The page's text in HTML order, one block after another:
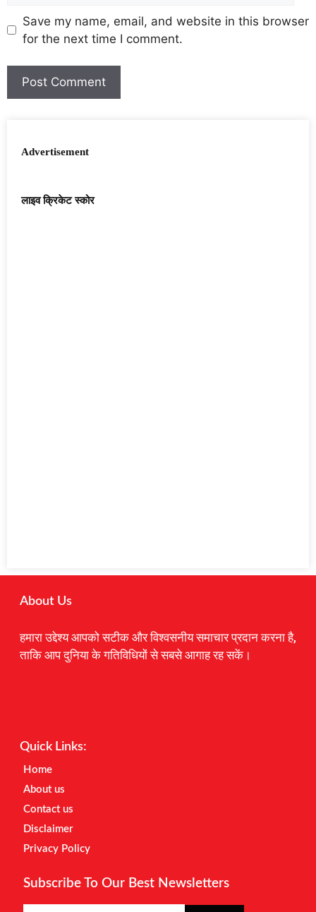
Save my name, email, and website in this browser
for the next time I comment.
Advertisement
लाइव क्रिकेट स्कोर
About Us
हमारा उद्देश्य आपको सटीक और विश्वसनीय समाचार प्रदान करना है,
ताकि आप दुनिया के गतिविधियों से सबसे आगाह रह सकें।
Quick Links:
Home
About us
Contact us
Disclaimer
Privacy Policy
Subscribe To Our Best Newsletters